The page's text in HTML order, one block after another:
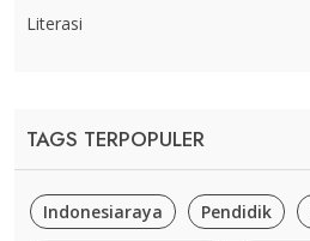
Literasi
TAGS TERPOPULER
Indonesiaraya Pendidik